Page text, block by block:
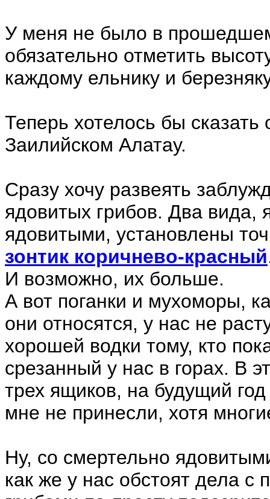
У меня не было в
обязательно отметить
каждому ельнику и
Теперь хотелось бы сказать
Заилийском Алатау.
Сразу хочу развеять
ядовитых грибов. Два вида,
ядовитыми, установлены
зонтик коричнево-красный
И возможно, их больше.
А вот поганки и мухоморы,
они относятся, у нас не
хорошей водки тому, кто
срезанный у нас в горах. В
трех ящиков, на будущий
мне не принесли, хотя
Ну, со смертельно
как же у нас обстоят дела с